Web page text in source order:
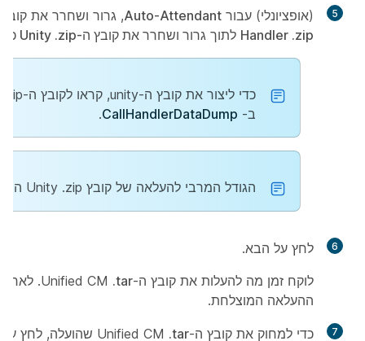
5 (אופציונלי) עבור Auto-Attendant, גרור ושחרר את
Handler .zip לתוך גרור ושחרר את קובץ ה-Unity .zip כאן
ב- CallHandlerDataDump
.
הגודל המרבי להעלאה של קובץ Unity .zip הוא 2GB.
6 לחץ על הבא.
לוקח זמן מה להעלות את קובץ ה-Unified CM.tar
. לאחר
ההעלאה המוצלחת.
7 כדי למחוק את קובץ ה-Unified CM.tar שהועלה, לחץ